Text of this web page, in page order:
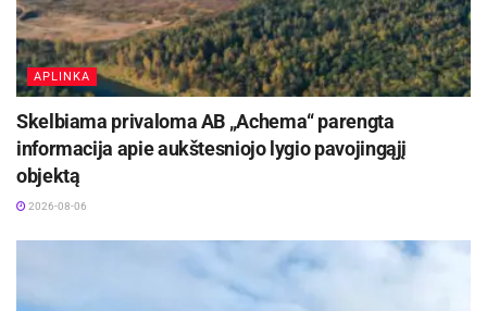
APLINKA
Skelbiama privaloma AB „Achema“ parengta
informacija apie aukštesniojo lygio pavojingąjį
objektą
2026-08-06